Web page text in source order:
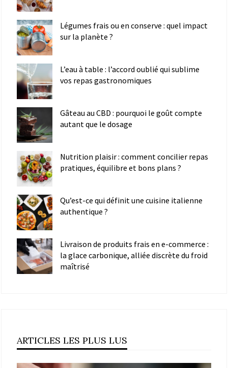
Légumes frais ou en conserve : quel impact
sur la planète ?
L’eau à table : l’accord oublié qui sublime
vos repas gastronomiques
Gâteau au CBD : pourquoi le goût compte
autant que le dosage
Nutrition plaisir : comment concilier repas
pratiques, équilibre et bons plans ?
Qu’est-ce qui définit une cuisine italienne
authentique ?
Livraison de produits frais en e-commerce :
la glace carbonique, alliée discrète du froid
maîtrisé
ARTICLES LES PLUS LUS